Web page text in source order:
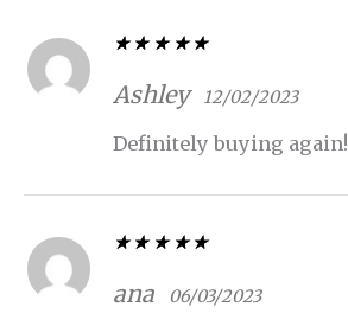
5de 5
Ashley 12/02/2023
Definitely buying again!
5de 5
ana 06/03/2023